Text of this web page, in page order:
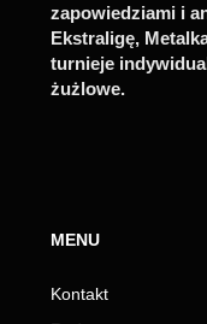
zapowiedziami i
Ekstraligę,
turnieje
żużlowe.
MENU
Kontakt